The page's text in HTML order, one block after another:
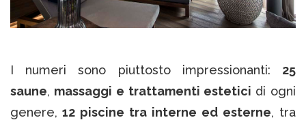
I numeri sono piuttosto impressionanti: 25
saune, massaggi e trattamenti estetici di ogni
genere, 12 piscine tra interne ed esterne, tra